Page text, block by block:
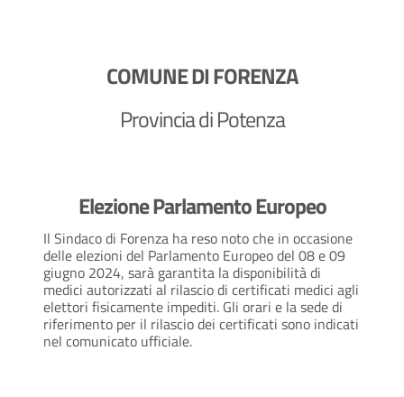
COMUNE DI FORENZA
Provincia di Potenza
Elezione Parlamento Europeo
Il Sindaco di Forenza ha reso noto che in occasione
delle elezioni del Parlamento Europeo del 08 e 09
giugno 2024, sarà garantita la disponibilità di
medici autorizzati al rilascio di certificati medici agli
elettori fisicamente impediti. Gli orari e la sede di
riferimento per il rilascio dei certificati sono indicati
nel comunicato ufficiale.